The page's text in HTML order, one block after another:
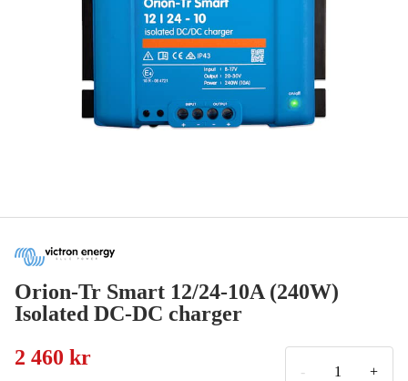
Orion-Tr Smart 12/24-10A (240W)
Isolated DC-DC charger
2 460 kr
- +